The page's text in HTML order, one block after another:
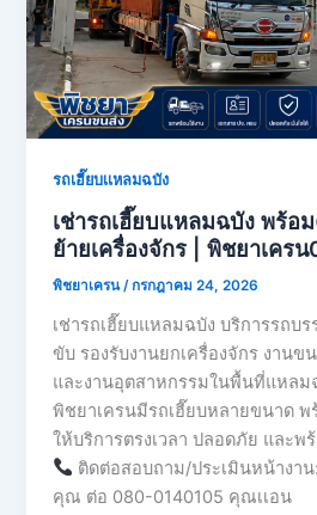
รถเฮี๊ยบเเหลมฉบัง
เช่ารถเฮี๊ยบแหลมฉบัง พร้อ
ย้ายเครื่องจักร | พิชยาเคร
พิชยาเครน /กรกฎาคม 24, 2026
เช่ารถเฮี๊ยบแหลมฉบัง บริการรถบ
ขับ รองรับงานยกเครื่องจักร งานข
และงานอุตสาหกรรมในพื้นที่แหลม
พิชยาเครนมีรถเฮี๊ยบหลายขนาด
ให้บริการตรงเวลา ปลอดภัย และพ
ติดต่อสอบถาม/ประเมินหน้างา
คุณ ต่อ 080-0140105 คุณเเอน